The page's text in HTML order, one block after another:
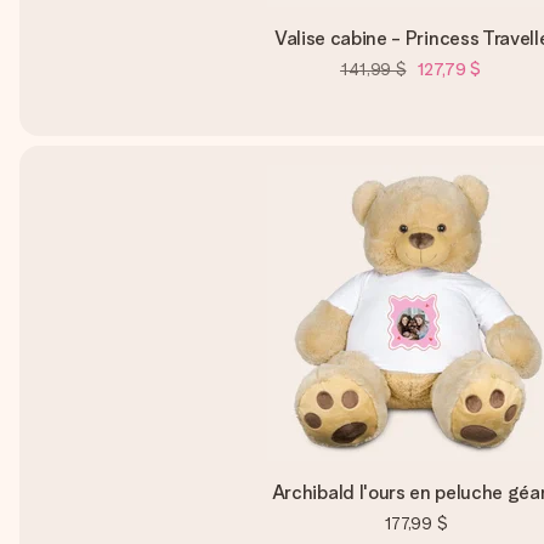
Valise cabine - Princess
141,99 $ 127,79 $
Archibald l'ours en peluche
177,99 $